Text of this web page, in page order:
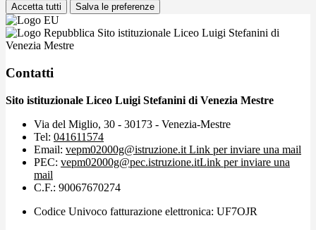
Accetta tutti Salva le preferenze
Sito istituzionale Liceo Luigi Stefanini di
Venezia Mestre
Contatti
Sito istituzionale Liceo Luigi Stefanini di Venezia Mestre
Via del Miglio, 30 - 30173 - Venezia-Mestre
Tel: 041611574
Email: vepm02000g@istruzione.it Link per inviare una mail
PEC: vepm02000g@pec.istruzione.itLink per inviare una
mail
C.F.: 90067670274
Codice Univoco fatturazione elettronica: UF7OJR